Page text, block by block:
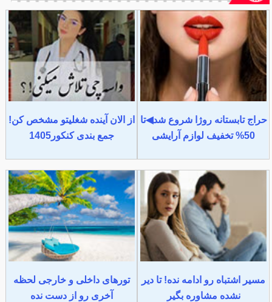
حراج تابستانه روژا شروع شد◀تا
50% تخفیف لوازم آرایشی
از الان آینده شغلیتو مشخص کن!
جمع بندی کنکور1405
مسیر اشتباه رو ادامه نده! تا دیر
نشده مشاوره بگیر
تورهای داخلی و خارجی لحظه
آخری رو از دست نده